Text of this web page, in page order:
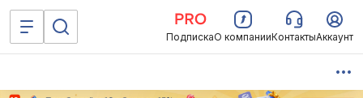
ПодпискаО компанииКонтактыАккаунт